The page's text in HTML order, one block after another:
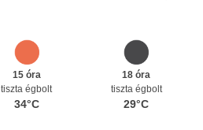
15 óra
tiszta égbolt
34°C
18 óra
tiszta égbolt
29°C